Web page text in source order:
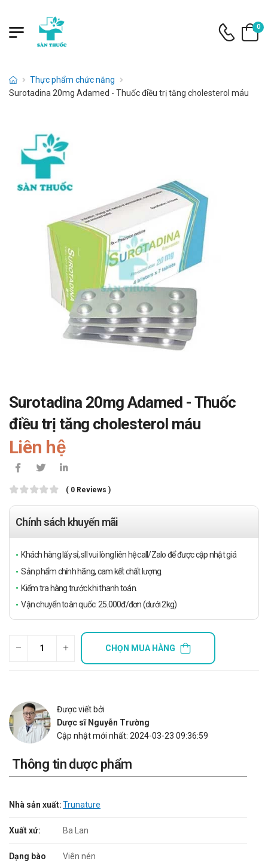
0
Thực phẩm chức năng
Surotadina 20mg Adamed - Thuốc điều trị tăng cholesterol máu
Surotadina 20mg Adamed - Thuốc
điều trị tăng cholesterol máu
Liên hệ
( 0 Reviews )
Chính sách khuyến mãi
Khách hàng lấy sỉ, sll vui lòng liên hệ call/Zalo để được cập nhật giá
Sản phẩm chính hãng, cam kết chất lượng.
Kiểm tra hàng trước khi thanh toán.
Vận chuyển toàn quốc: 25.000đ/đơn (dưới 2kg)
CHỌN MUA HÀNG
Được viết bởi
Dược sĩ Nguyễn Trường
Cập nhật mới nhất: 2024-03-23 09:36:59
Thông tin dược phẩm
Nhà sản xuất:Trunature
Xuất xứ: Ba Lan
Dạng bào
Viên nén